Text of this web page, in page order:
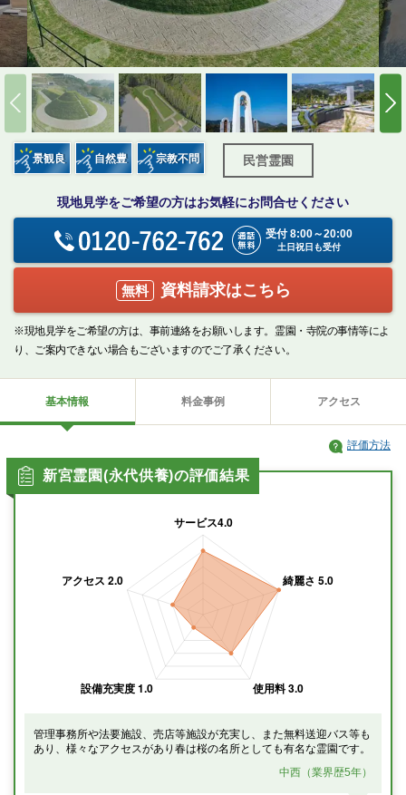
景観良 自然豊 宗教不問 民営霊園
現地見学をご希望の方はお気軽にお問合せください
受付 8:00～20:00
土日祝日も受付
無料 資料請求はこちら
※現地見学をご希望の方は、事前連絡をお願いします。霊園・寺院の事情等によ
り、ご案内できない場合もございますのでご了承ください。
基本情報 料金事例 アクセス
新宮霊園(永代供養)の評価結果
評価方法
管理事務所や法要施設、売店等施設が充実し、また無料送迎バス等も
あり、様々なアクセスがあり春は桜の名所としても有名な霊園です。
中西（業界歴5年）